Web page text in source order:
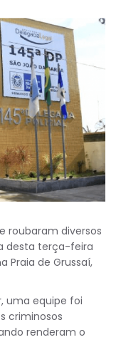
roubaram diversos
desta terça-feira
Praia de Grussaí,
uma equipe foi
criminosos
renderam o